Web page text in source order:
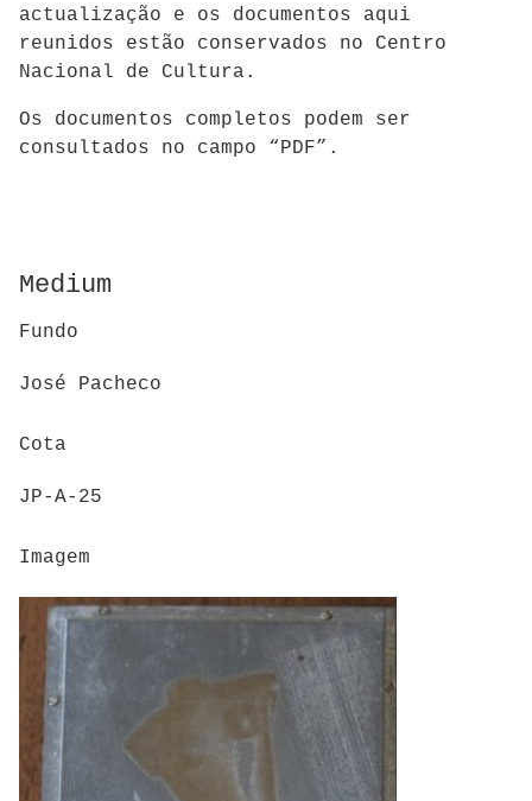
actualização e os documentos aqui
reunidos estão conservados no Centro
Nacional de Cultura.
Os documentos completos podem ser
consultados no campo “PDF”.
Medium
Fundo
José Pacheco
Cota
JP-A-25
Imagem